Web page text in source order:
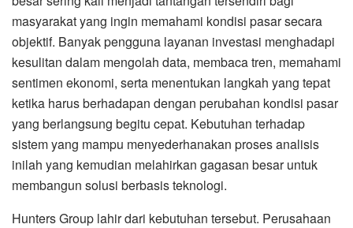
masyarakat yang ingin memahami kondisi pasar secara
objektif. Banyak pengguna layanan investasi menghadapi
kesulitan dalam mengolah data, membaca tren, memahami
sentimen ekonomi, serta menentukan langkah yang tepat
ketika harus berhadapan dengan perubahan kondisi pasar
yang berlangsung begitu cepat. Kebutuhan terhadap
sistem yang mampu menyederhanakan proses analisis
inilah yang kemudian melahirkan gagasan besar untuk
membangun solusi berbasis teknologi.
Hunters Group lahir dari kebutuhan tersebut. Perusahaan